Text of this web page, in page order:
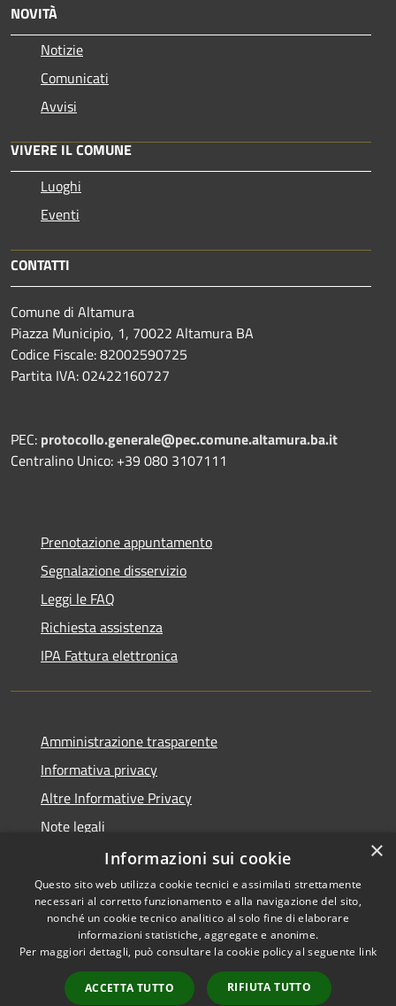
NOVITÀ
Notizie
Comunicati
Avvisi
VIVERE IL COMUNE
Luoghi
Eventi
CONTATTI
Comune di Altamura
Piazza Municipio, 1, 70022 Altamura BA
Codice Fiscale: 82002590725
Partita IVA: 02422160727
PEC: protocollo.generale@pec.comune.altamura.ba.it
Centralino Unico: +39 080 3107111
Prenotazione appuntamento
Segnalazione disservizio
Leggi le FAQ
Richiesta assistenza
IPA Fattura elettronica
Amministrazione trasparente
Informativa privacy
Altre Informative Privacy
Note legali
Dichiarazione di accessibilità
RSS
Accessibilità
Copyright © 2026 • Comune di
Municipium•
Accesso
×
Informazioni sui cookie
Questo sito web utilizza cookie tecnici e assimilati strettamente
necessari al corretto funzionamento e alla navigazione del sito,
nonché un cookie tecnico analitico al solo fine di elaborare
informazioni statistiche, aggregate e anonime.
Per maggiori dettagli, può consultare la cookie policy al seguente link
ACCETTA TUTTO RIFIUTA TUTTO